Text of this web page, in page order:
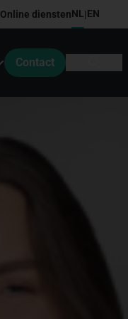
Online dienstenNL|EN
Contact